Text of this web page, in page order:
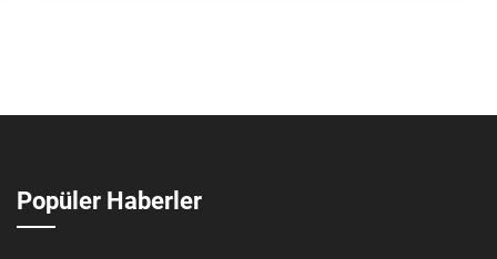
Popüler Haberler